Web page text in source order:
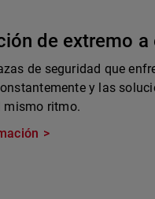
de extremo a
de seguridad que
y las
mismo ritmo.